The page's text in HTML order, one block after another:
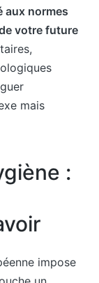
aux normes
votre future
mais
:
impose